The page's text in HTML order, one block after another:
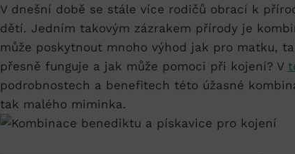
V dnešní době​ se stále více rodičů obrací ​k
dětí. Jedním takovým zázrakem⁣ přírody je
může poskytnout mnoho výhod jak pro matku,
přesně funguje a jak může⁢ pomoci při kojení? V ‌
podrobnostech a benefitech této⁢ úžasné
tak malého miminka.